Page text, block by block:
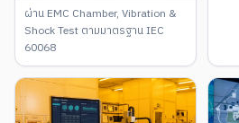
ผ่าน EMC Chamber, Vibration &
Shock Test ตามมาตรฐาน IEC
60068